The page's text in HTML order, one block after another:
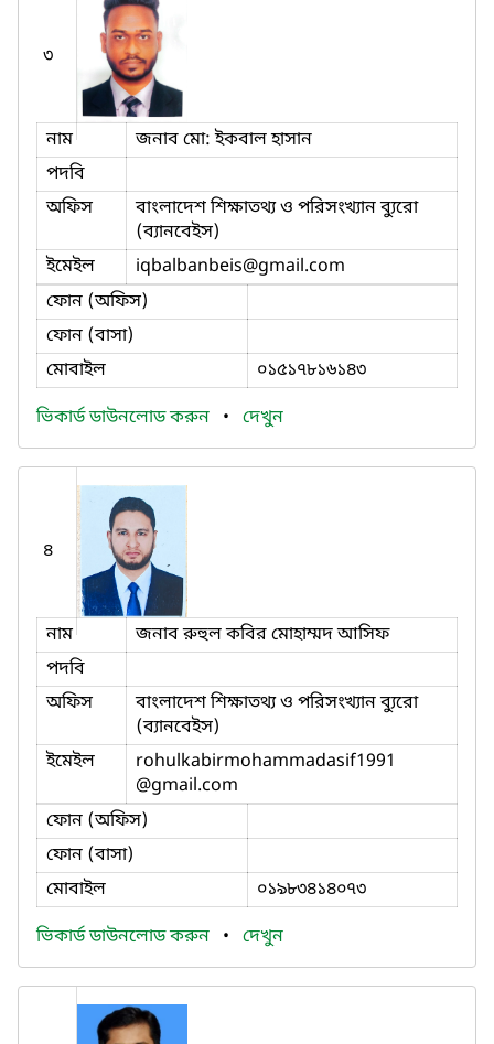
৩
নাম
জনাব মো: ইকবাল হাসান
পদবি
অফিস
বাংলাদেশ শিক্ষাতথ্য ও পরিসংখ্যান ব্যুরো
(ব্যানবেইস)
ইমেইল
iqbalbanbeis@gmail.com
ফোন (অফিস)
ফোন (বাসা)
মোবাইল
০১৫১৭৮১৬১৪৩
ভিকার্ড ডাউনলোড করুন • দেখুন
৪
নাম
জনাব রুহুল কবির মোহাম্মদ আসিফ
পদবি
অফিস
বাংলাদেশ শিক্ষাতথ্য ও পরিসংখ্যান ব্যুরো
(ব্যানবেইস)
ইমেইল
rohulkabirmohammadasif1991
@gmail.com
ফোন (অফিস)
ফোন (বাসা)
মোবাইল
০১৯৮৩৪১৪০৭৩
ভিকার্ড ডাউনলোড করুন • দেখুন